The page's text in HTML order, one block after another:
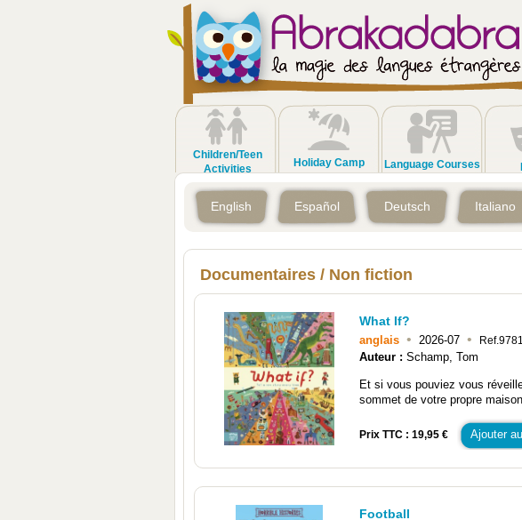
Children/Teen
Activities
Holiday Camp Language Courses
English Español Deutsch Italiano
Documentaires / Non fiction
What If?
anglais • 2026-07 •
Auteur : Schamp, Tom
Et si vous pouviez vous
sommet de votre propre
Prix TTC : 19,95 € Ajouter
Football